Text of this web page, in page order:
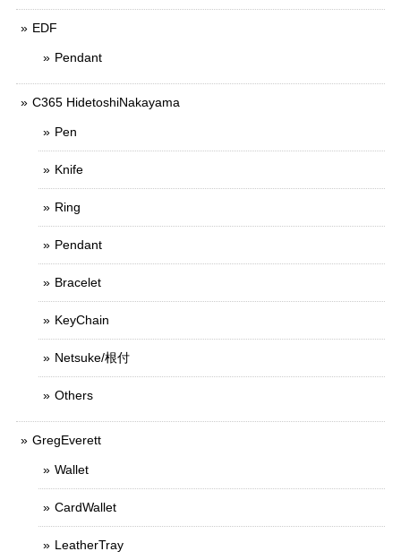
EDF
Pendant
C365 HidetoshiNakayama
Pen
Knife
Ring
Pendant
Bracelet
KeyChain
Netsuke/根付
Others
GregEverett
Wallet
CardWallet
LeatherTray